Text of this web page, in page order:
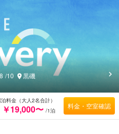
/10 黒磯
料金（大人2名合計）
￥19,000〜 /1泊
料金・空室確認